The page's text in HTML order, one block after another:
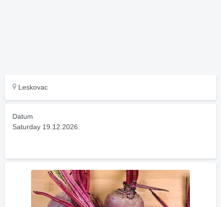
Leskovac
Datum
Saturday 19.12.2026.